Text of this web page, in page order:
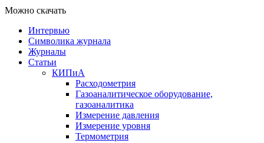
Можно скачать
Интервью
Символика журнала
Журналы
Статьи
КИПиА
Расходометрия
Газоаналитическое оборудование,
газоаналитика
Измерение давления
Измерение уровня
Термометрия